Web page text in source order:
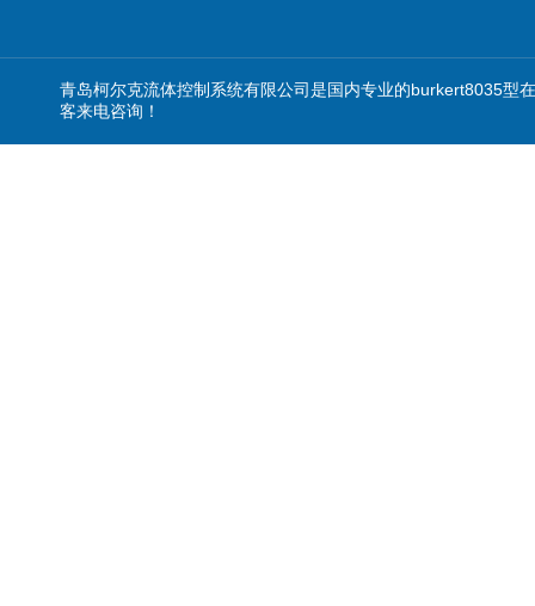
青岛柯尔克流体控制系统有限公司是国内专业的burkert8035型
客来电咨询！